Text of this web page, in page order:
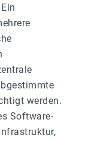
werden.
Software-